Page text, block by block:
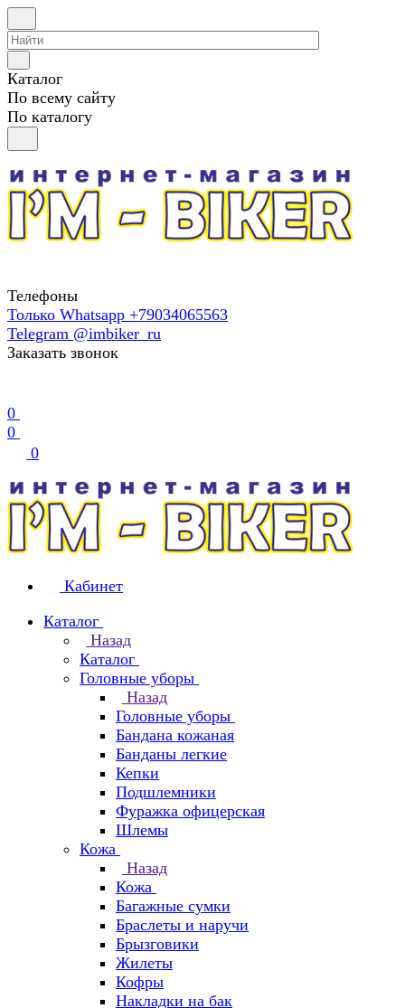
Каталог
По всему сайту
По каталогу
Телефоны
Только Whatsapp +79034065563
Telegram @imbiker_ru
Заказать звонок
0
0
0
Кабинет
Каталог
Назад
Каталог
Головные уборы
Назад
Головные уборы
Бандана кожаная
Банданы легкие
Кепки
Подшлемники
Фуражка офицерская
Шлемы
Кожа
Назад
Кожа
Багажные сумки
Браслеты и наручи
Брызговики
Жилеты
Кофры
Накладки на бак